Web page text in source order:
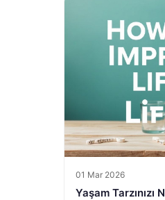
01 Mar 2026
Yaşam Tarzınızı